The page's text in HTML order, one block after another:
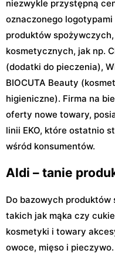
niezwykle przystępną
oznaczonego
produktów
kosmetycznych, jak np.
(dodatki do pieczenia),
BIOCUTA Beauty
higieniczne). Firma na
oferty nowe towary,
linii EKO, które ostatnio
wśród konsumentów.
Aldi – tanie
Do bazowych
takich jak mąka czy
kosmetyki i towary
owoce, mięso i